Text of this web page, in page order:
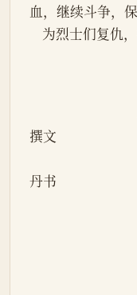
血，继续斗争，保
为烈士们复
撰文
丹书